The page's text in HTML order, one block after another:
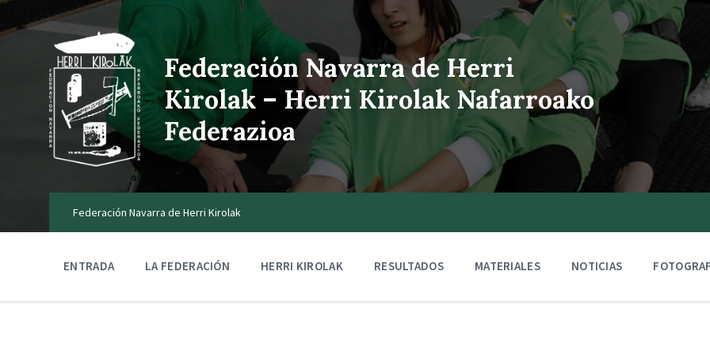
Federación Navarra de Herri
Kirolak – Herri Kirolak Nafarroako
Federazioa
Federación Navarra de Herri Kirolak
ENTRADA LA FEDERACIÓN HERRI KIROLAK RESULTADOS MATERIALES NOTICIAS